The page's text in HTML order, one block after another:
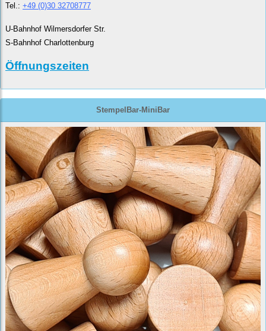
Tel.: +49 (0)30 32708777
U-Bahnhof Wilmersdorfer Str.
S-Bahnhof Charlottenburg
Öffnungszeiten
StempelBar-MiniBar